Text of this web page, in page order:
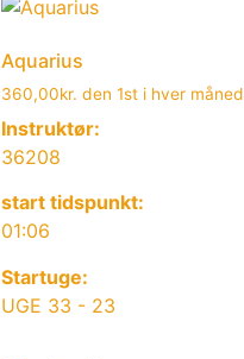
Aquarius
360,00kr. den 1st i hver måned
Instruktør:
36208
start tidspunkt:
01:06
Startuge:
UGE 33 - 23